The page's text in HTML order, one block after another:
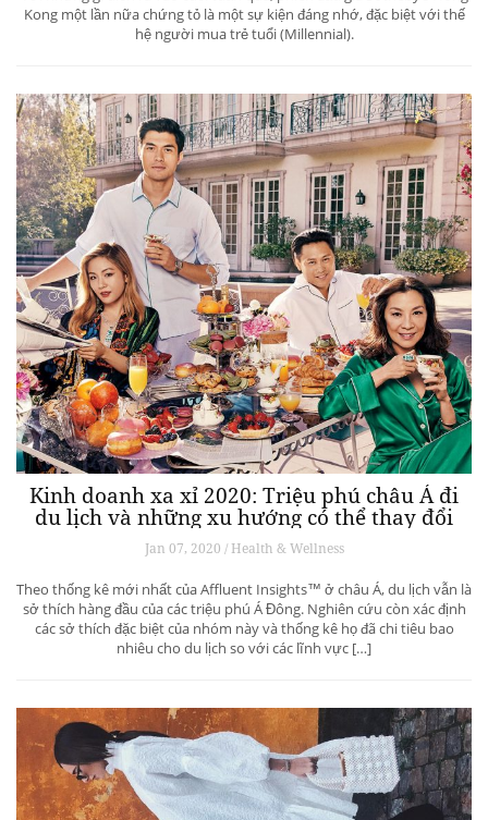
Kong một lần nữa chứng tỏ là một sự kiện đáng nhớ, đặc biệt với thế
hệ người mua trẻ tuổi (Millennial).
Kinh doanh xa xỉ 2020: Triệu phú châu Á đi
du lịch và những xu hướng có thể thay đổi
ngành du lịch thượng lưu
Jan 07, 2020 / Health & Wellness
Theo thống kê mới nhất của Affluent Insights™ ở châu Á, du lịch vẫn là
sở thích hàng đầu của các triệu phú Á Đông. Nghiên cứu còn xác định
các sở thích đặc biệt của nhóm này và thống kê họ đã chi tiêu bao
nhiêu cho du lịch so với các lĩnh vực […]